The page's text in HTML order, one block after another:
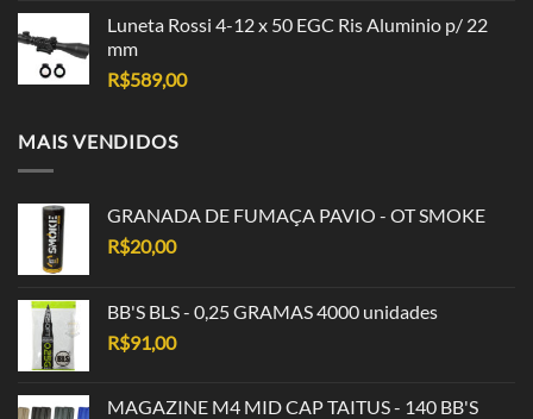
Luneta Rossi 4-12 x 50 EGC Ris Aluminio p/ 22
mm
R$589,00
MAIS VENDIDOS
GRANADA DE FUMAÇA PAVIO - OT SMOKE
R$20,00
BB'S BLS - 0,25 GRAMAS 4000 unidades
R$91,00
MAGAZINE M4 MID CAP TAITUS - 140 BB'S